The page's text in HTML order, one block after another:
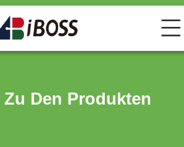
Den Produkten